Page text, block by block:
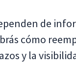
de
cómo
y la